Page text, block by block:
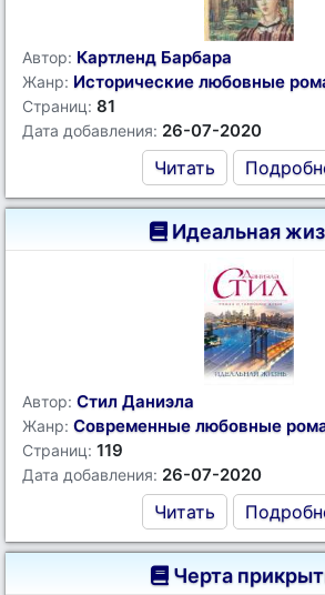
Автор: Картленд Барбара
Жанр: Исторические любовные
Страниц: 81
Дата добавления: 26-07-2020
Читать
Идеальная
Автор: Стил Даниэла
Жанр: Современные любовные
Страниц: 119
Дата добавления: 26-07-2020
Читать
Черта